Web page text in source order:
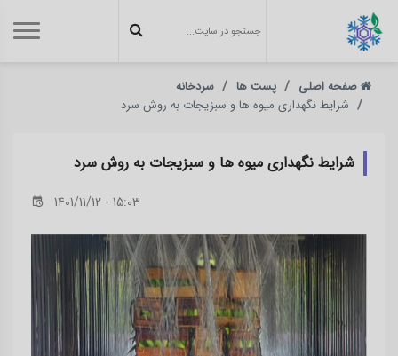
صفحه اصلی پست ها
سردخانه
شرایط نگهداری میوه ها و سبزیجات به روش سرد
شرایط نگهداری میوه ها و سبزیجات به روش سرد
1401/11/12 - 15:03